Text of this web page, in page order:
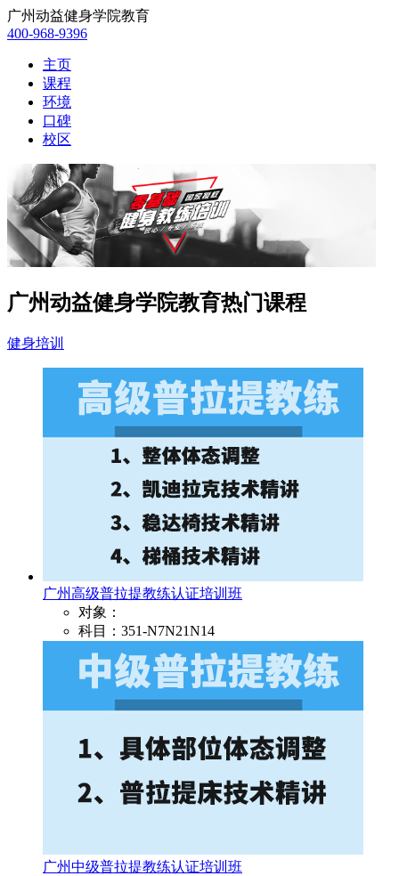
广州动益健身学院教育
400-968-9396
主页
课程
环境
口碑
校区
广州动益健身学院教育热门课程
健身培训
广州高级普拉提教练认证培训班
对象：
科目：351-N7N21N14
广州中级普拉提教练认证培训班